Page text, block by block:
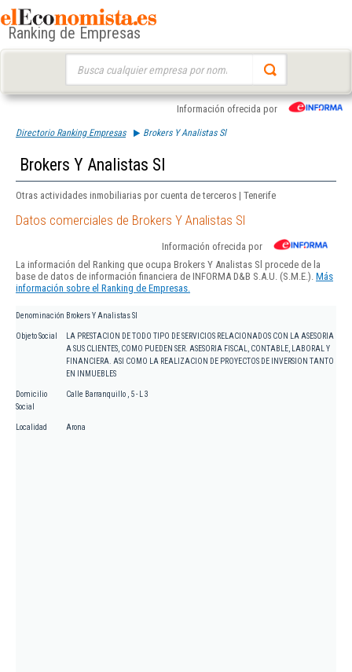
Ranking de Empresas
Información ofrecida por
Directorio Ranking Empresas Brokers Y Analistas Sl
Brokers Y Analistas Sl
Otras actividades inmobiliarias por cuenta de terceros | Tenerife
Datos comerciales de Brokers Y Analistas Sl
Información ofrecida por
La información del Ranking que ocupa Brokers Y Analistas Sl procede de la
base de datos de información financiera de INFORMA D&B S.A.U. (S.M.E.). Más
información sobre el Ranking de Empresas.
Denominación Brokers Y Analistas Sl
Objeto Social
LA PRESTACION DE TODO TIPO DE SERVICIOS RELACIONADOS CON LA ASESORIA
A SUS CLIENTES, COMO PUEDEN SER. ASESORIA FISCAL, CONTABLE, LABORAL Y
FINANCIERA. ASI COMO LA REALIZACION DE PROYECTOS DE INVERSION TANTO
EN INMUEBLES
Domicilio
Social
Calle Barranquillo , 5 - L 3
Localidad Arona